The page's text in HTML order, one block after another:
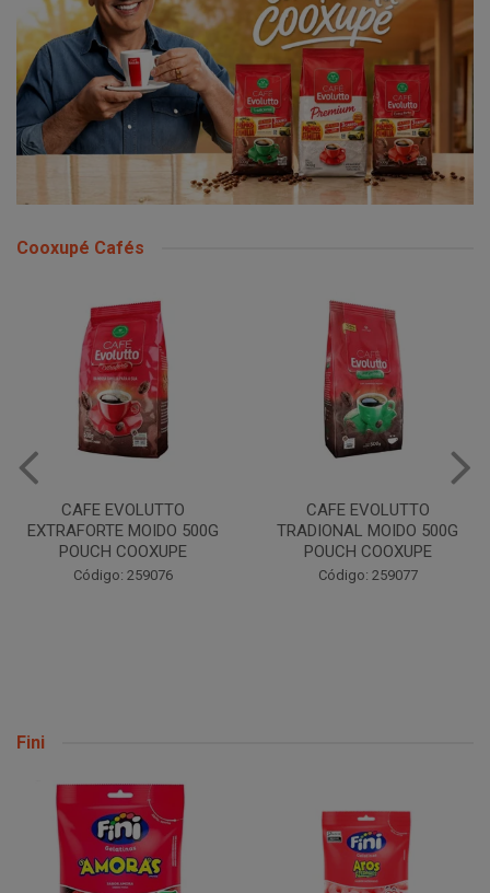
Cooxupé Cafés
CAFE EVOLUTTO
EXTRAFORTE MOIDO 500G
POUCH COOXUPE
Código: 259076
CAFE EVOLUTTO
TRADIONAL MOIDO 500G
POUCH COOXUPE
Código: 259077
Fini